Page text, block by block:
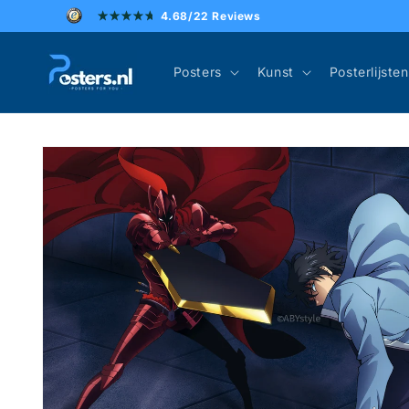
Meteen
naar de
content
4.68/22 Reviews
Posters Kunst Posterlijsten
Ga direct naar
productinformatie